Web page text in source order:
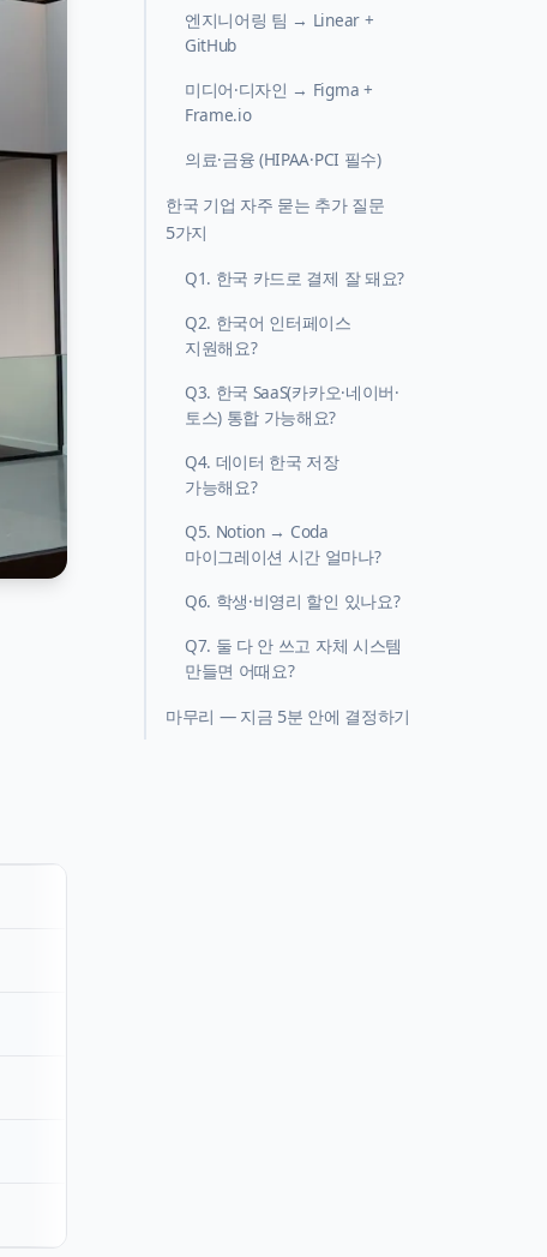
엔지니어링 팀 → Linear +
GitHub
미디어·디자인 → Figma +
Frame.io
의료·금융 (HIPAA·PCI 필수)
한국 기업 자주 묻는 추가 질문
5가지
Q1. 한국 카드로 결제 잘 돼요?
Q2. 한국어 인터페이스
지원해요?
Q3. 한국 SaaS(카카오·네이버·
토스) 통합 가능해요?
Q4. 데이터 한국 저장
가능해요?
Q5. Notion → Coda
마이그레이션 시간 얼마나?
Q6. 학생·비영리 할인 있나요?
Q7. 둘 다 안 쓰고 자체 시스템
만들면 어때요?
마무리 — 지금 5분 안에 결정하기